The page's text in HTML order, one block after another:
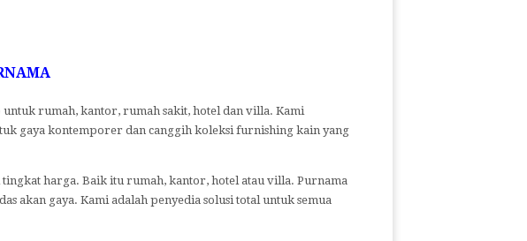
untuk rumah, kantor, rumah sakit, hotel dan villa. Kami
gaya kontemporer dan canggih koleksi furnishing kain yang
harga. Baik itu rumah, kantor, hotel atau villa. Purnama
akan gaya. Kami adalah penyedia solusi total untuk semua